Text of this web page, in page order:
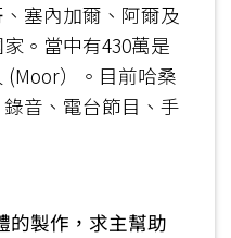
塞內加爾、阿爾及
。當中有430萬是
(Moor）。目前哈桑
音、電台節目、手
的製作，求主幫助